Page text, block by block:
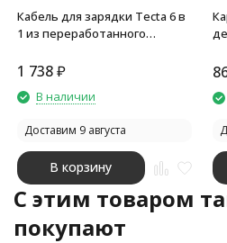
Кабель для зарядки Tecta 6 в
1 из переработанного
сплошной черный
1 738₽
В наличии
Доставим 9 августа
В корзину
C этим товаром
покупают